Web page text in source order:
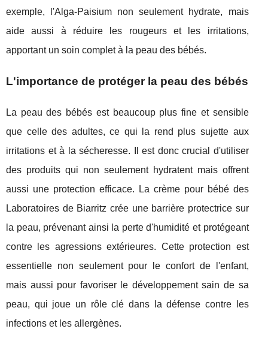
exemple, l'Alga-Paisium non seulement hydrate, mais
aide aussi à réduire les rougeurs et les irritations,
apportant un soin complet à la peau des bébés.
L'importance de protéger la peau des bébés
La peau des bébés est beaucoup plus fine et sensible
que celle des adultes, ce qui la rend plus sujette aux
irritations et à la sécheresse. Il est donc crucial d'utiliser
des produits qui non seulement hydratent mais offrent
aussi une protection efficace. La crème pour bébé des
Laboratoires de Biarritz crée une barrière protectrice sur
la peau, prévenant ainsi la perte d'humidité et protégeant
contre les agressions extérieures. Cette protection est
essentielle non seulement pour le confort de l'enfant,
mais aussi pour favoriser le développement sain de sa
peau, qui joue un rôle clé dans la défense contre les
infections et les allergènes.